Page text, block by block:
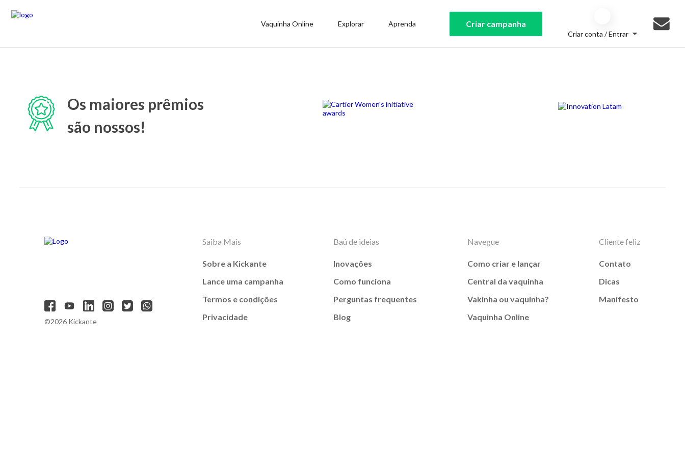
Vaquinha Online Explorar Aprenda Criar campanha
Criar conta / Entrar
Os maiores prêmios
são nossos!
©2026 Kickante
Saiba Mais
Sobre a Kickante
Lance uma campanha
Termos e condições
Privacidade
Baú de ideias
Inovações
Como funciona
Perguntas frequentes
Blog
Navegue
Como criar e lançar
Central da vaquinha
Vakinha ou vaquinha?
Vaquinha Online
Cliente feliz
Contato
Dicas
Manifesto